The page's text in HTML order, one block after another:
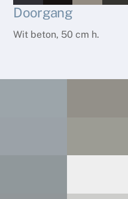
Doorgang
Wit beton, 50 cm h.